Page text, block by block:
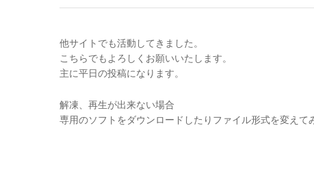
他サイトでも活動してきました。
こちらでもよろしくお願いいたします。
主に平日の投稿になります。
解凍、再生が出来ない場合
専用のソフトをダウンロードしたりファイル形式を変えて